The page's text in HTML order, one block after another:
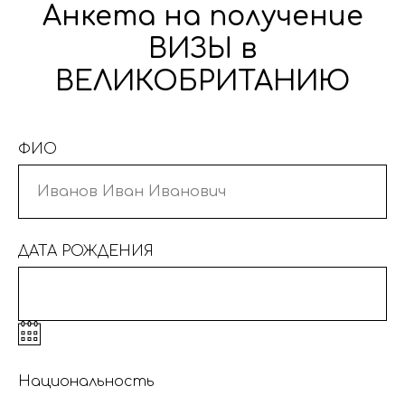
Анкета на получение
ВИЗЫ в
ВЕЛИКОБРИТАНИЮ
ФИО
ДАТА РОЖДЕНИЯ
Национальность